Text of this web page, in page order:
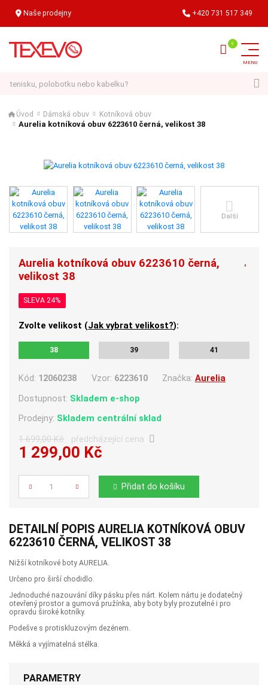
Naše prodejny +420 731 517 349
Úvod Dámská obuv Kotníková obuv
Aurelia kotníková obuv 6223610 černá, velikost 38
Další
Aurelia kotníková obuv 6223610 černá,
velikost 38
SLEVA 24%
Zvolte velikost (Jak vybrat velikost?):
38 39 41
Kód: 12060238 Vzor: 6223610 Značka: Aurelia
Dostupnost: Skladem e-shop
Prodejny: Skladem centrální sklad
1 699,00 Kč předcházející cena
1 299,00 Kč
Počet
Přidat do košíku
DETAILNÍ POPIS AURELIA KOTNÍKOVÁ OBUV
6223610 ČERNÁ, VELIKOST 38
Nižší kotníkové boty AURELIA.
Určeno pro širší chodidlo.
Jednoduché nazouvání díky pásku přes nárt. Kolem nártu je dodatečný
otevřený prostor a gumová pružínka, aby boty byly prozutelné i pro
opravdu široké kotníky.
Podešve s protiskluzovým dezénem.
Měkká a vyjímatelná stélka.
PARAMETRY